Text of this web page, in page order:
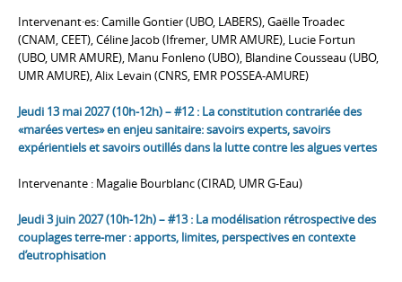
Intervenant·es: Camille Gontier (UBO, LABERS), Gaëlle Troadec
(CNAM, CEET), Céline Jacob (Ifremer, UMR AMURE), Lucie Fortun
(UBO, UMR AMURE), Manu Fonleno (UBO), Blandine Cousseau (UBO,
UMR AMURE), Alix Levain (CNRS, EMR POSSEA-AMURE)
Jeudi 13 mai 2027 (10h-12h) – #12 : La constitution contrariée des
«marées vertes» en enjeu sanitaire: savoirs experts, savoirs
expérientiels et savoirs outillés dans la lutte contre les algues vertes
Intervenante : Magalie Bourblanc (CIRAD, UMR G-Eau)
Jeudi 3 juin 2027 (10h-12h) – #13 : La modélisation rétrospective des
couplages terre-mer : apports, limites, perspectives en contexte
d’eutrophisation